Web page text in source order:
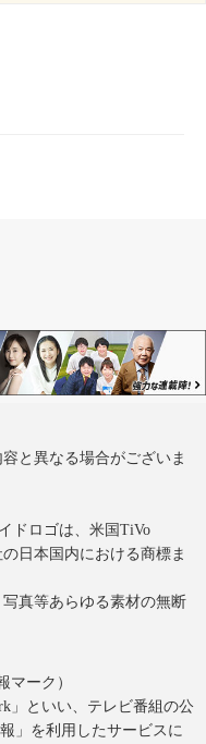
と異なる場合がございま
ドロゴは、米国TiVo
日本国内における商標ま
真等あらゆる素材の無断
マーク）
」といい、テレビ番組の公
」を利用したサービスに